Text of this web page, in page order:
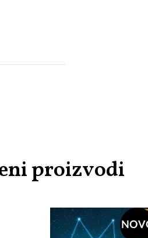
proizvodi